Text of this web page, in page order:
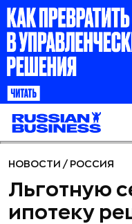
НОВОСТИ / РОССИЯ
Льготную
ипотеку